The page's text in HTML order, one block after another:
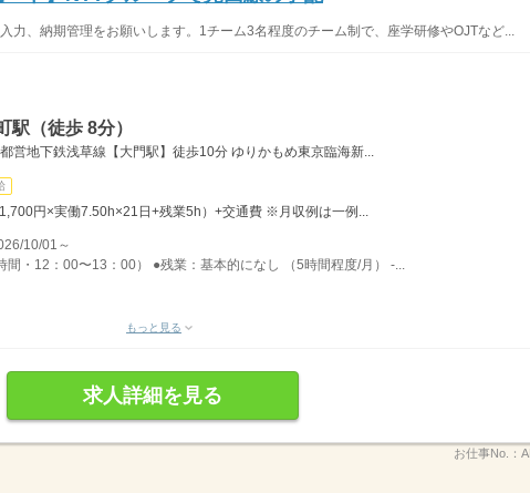
力、納期管理をお願いします。1チーム3名程度のチーム制で、座学研修やOJTなど...
駅（徒歩 8分）
営地下鉄浅草線【大門駅】徒歩10分 ゆりかもめ東京臨海新...
円×実働7.50h×21日+残業5h）+交通費 ※月収例は一例...
10/01～
・12：00〜13：00） ●残業：基本的になし （5時間程度/月） -...
もっと見る
求人詳細を見る
お仕事No.：